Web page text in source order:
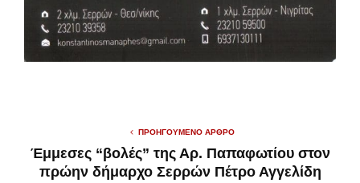
ΠΡΟΗΓΟΎΜΕΝΟ ΆΡΘΡΟ
Έμμεσες “βολές” της Αρ. Παπαφωτίου στον
πρώην δήμαρχο Σερρών Πέτρο Αγγελίδη